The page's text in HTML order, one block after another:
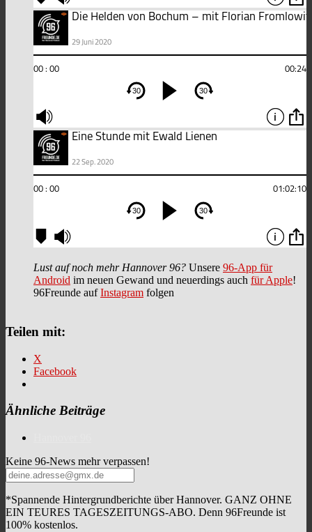
Lust auf noch mehr Hannover 96? Unsere 96-App für
Android im neuen Gewand und neuerdings auch für Apple!
96Freunde aufInstagram folgen
Teilen mit:
X
Facebook
Ähnliche Beiträge
Keine 96-News mehr verpassen!
*Spannende Hintergrundberichte über Hannover. GANZ OHNE
EIN TEURES TAGESZEITUNGS-ABO. Denn 96Freunde ist
100% kostenlos.